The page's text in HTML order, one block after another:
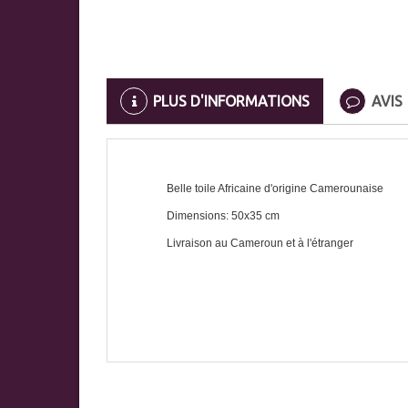
PLUS D'INFORMATIONS AVIS
Belle toile Africaine d'origine Camerounaise
Dimensions: 50x35 cm
Livraison au Cameroun et à l'étranger